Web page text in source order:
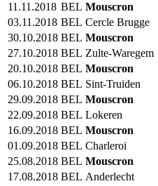
11.11.2018 BEL Mouscron‎
03.11.2018 BEL Cercle Brugge
30.10.2018 BEL Mouscron‎
27.10.2018 BEL Zulte-Waregem
20.10.2018 BEL Mouscron‎
06.10.2018 BEL Sint-Truiden
29.09.2018 BEL Mouscron‎
22.09.2018 BEL Lokeren
16.09.2018 BEL Mouscron‎
01.09.2018 BEL Charleroi
25.08.2018 BEL Mouscron‎
17.08.2018 BEL Anderlecht